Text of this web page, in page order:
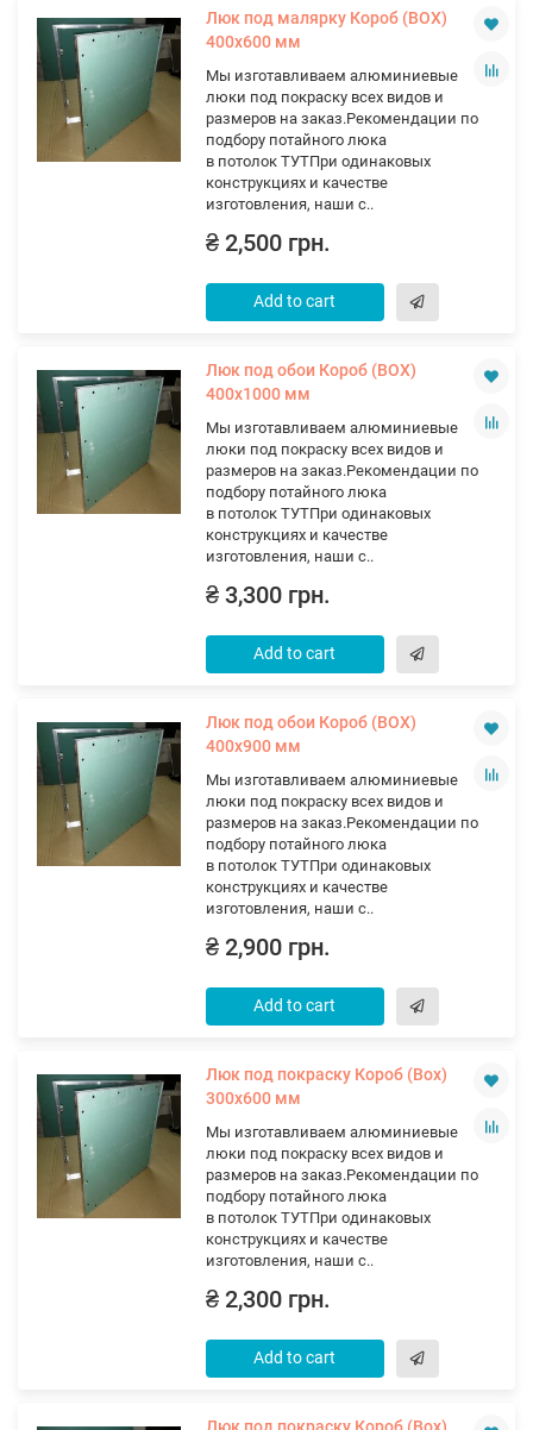
Люк под малярку Короб (ВОХ)
400х600 мм
Мы изготавливаем алюминиевые
люки под покраску всех видов и
размеров на заказ.Рекомендации по
подбору потайного люка
в потолок ТУТПри одинаковых
конструкциях и качестве
изготовления, наши с..
₴ 2,500 грн.
Add to cart
Люк под обои Короб (ВОХ)
400х1000 мм
Мы изготавливаем алюминиевые
люки под покраску всех видов и
размеров на заказ.Рекомендации по
подбору потайного люка
в потолок ТУТПри одинаковых
конструкциях и качестве
изготовления, наши с..
₴ 3,300 грн.
Add to cart
Люк под обои Короб (ВОХ)
400х900 мм
Мы изготавливаем алюминиевые
люки под покраску всех видов и
размеров на заказ.Рекомендации по
подбору потайного люка
в потолок ТУТПри одинаковых
конструкциях и качестве
изготовления, наши с..
₴ 2,900 грн.
Add to cart
Люк под покраску Короб (Вох)
300х600 мм
Мы изготавливаем алюминиевые
люки под покраску всех видов и
размеров на заказ.Рекомендации по
подбору потайного люка
в потолок ТУТПри одинаковых
конструкциях и качестве
изготовления, наши с..
₴ 2,300 грн.
Add to cart